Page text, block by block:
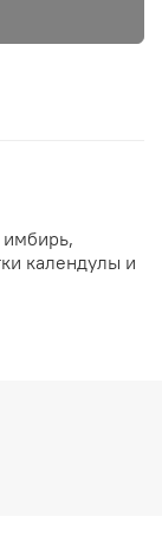
имбирь,
календулы и
и дарит